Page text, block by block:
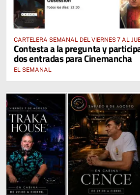
CARTELERA SEMANAL DEL VIERNES 7 AL
2026
Contesta a la pregunta y
dos entradas para Cinemancha
EL SEMANAL